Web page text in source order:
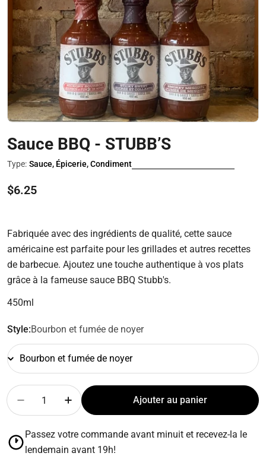
Ouvrir le média 0 en mode modal
Sauce BBQ - STUBB’S
Type: Sauce, Épicerie, Condiment
Prix
$6.25
Fabriquée avec des ingrédients de qualité, cette sauce
américaine est parfaite pour les grillades et autres recettes
de barbecue. Ajoutez une touche authentique à vos plats
grâce à la fameuse sauce BBQ Stubb's.
450ml
Style:Bourbon et fumée de noyer
Quantité
Diminuer la quantité pour Sauce BBQ - STUBB’S
Augmenter la quantité pour Sauce BBQ -
Ajouter au panier
Passez votre commande avant minuit et recevez-la le
lendemain avant 19h!